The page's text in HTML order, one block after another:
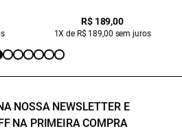
R$ 189,00
1X de R$ 189,00 sem juros
NOSSA NEWSLETTER E
NA PRIMEIRA COMPRA